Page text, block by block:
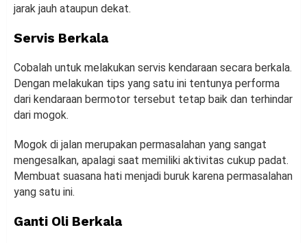
jarak jauh ataupun dekat.
Servis Berkala
Cobalah untuk melakukan servis kendaraan secara berkala.
Dengan melakukan tips yang satu ini tentunya performa
dari kendaraan bermotor tersebut tetap baik dan terhindar
dari mogok.
Mogok di jalan merupakan permasalahan yang sangat
mengesalkan, apalagi saat memiliki aktivitas cukup padat.
Membuat suasana hati menjadi buruk karena permasalahan
yang satu ini.
Ganti Oli Berkala